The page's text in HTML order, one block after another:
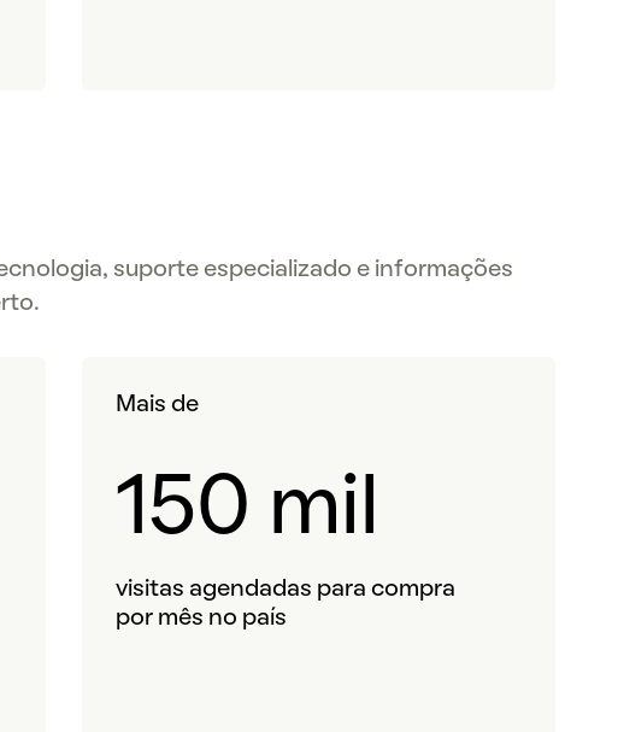
suporte especializado e informações
Mais de
150 mil
visitas agendadas para compra
por mês no país